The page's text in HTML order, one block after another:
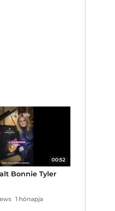
00:52
Bonnie Tyler
1 hónapja